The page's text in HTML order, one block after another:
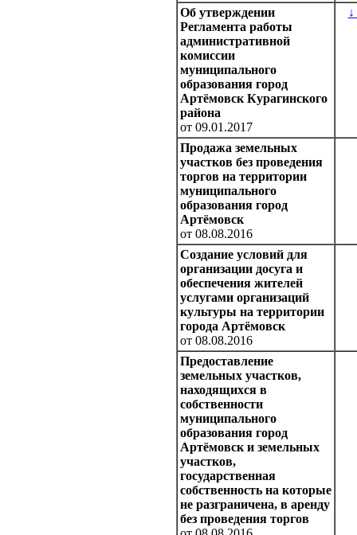
Об утверждении
Регламента работы
административной
комиссии
муниципального
образования город
Артёмовск Курагинского
района
от 09.01.2017
↓
Продажа земельных
участков без проведения
торгов на территории
муниципального
образования город
Артёмовск
от 08.08.2016
Создание условий для
организации досуга и
обеспечения жителей
услугами организаций
культуры на территории
города Артёмовск
от 08.08.2016
Предоставление
земельных участков,
находящихся в
собственности
муниципального
образования город
Артёмовск и земельных
участков,
государственная
собственность на которые
не разграничена, в аренду
без проведения торгов